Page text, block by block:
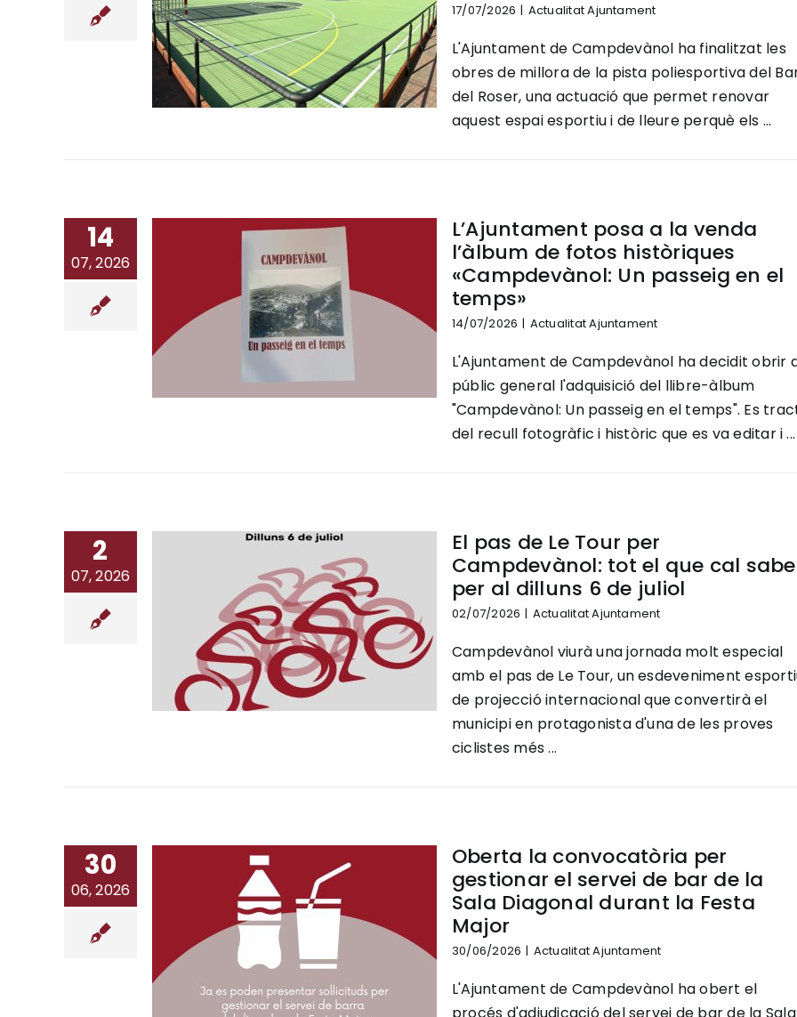
17/07/2026 | Actualitat Ajuntament
L'Ajuntament de Campdevànol ha finalitzat les
obres de millora de la pista poliesportiva del
del Roser, una actuació que permet renovar
aquest espai esportiu i de lleure perquè els ...
14
07, 2026
L’Ajuntament posa a la venda
l’àlbum de fotos històriques
«Campdevànol: Un passeig en el
temps»
14/07/2026 | Actualitat Ajuntament
L'Ajuntament de Campdevànol ha decidit obrir
públic general l'adquisició del llibre-àlbum
"Campdevànol: Un passeig en el temps". Es
del recull fotogràfic i històric que es va editar i ...
2
07, 2026
El pas de Le Tour per
Campdevànol: tot el que cal
per al dilluns 6 de juliol
02/07/2026 | Actualitat Ajuntament
Campdevànol viurà una jornada molt especial
amb el pas de Le Tour, un esdeveniment
de projecció internacional que convertirà el
municipi en protagonista d'una de les proves
ciclistes més ...
30
06, 2026
Oberta la convocatòria per
gestionar el servei de bar de la
Sala Diagonal durant la Festa
Major
30/06/2026 | Actualitat Ajuntament
L'Ajuntament de Campdevànol ha obert el